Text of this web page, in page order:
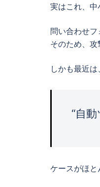
実はこれ、中
問い合わせフ
そのため、攻
しかも最近は
“自
ケースがほと